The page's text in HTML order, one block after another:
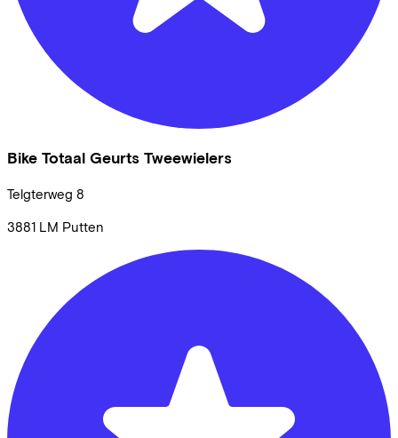
Bike Totaal Geurts Tweewielers
Telgterweg 8
3881 LM Putten